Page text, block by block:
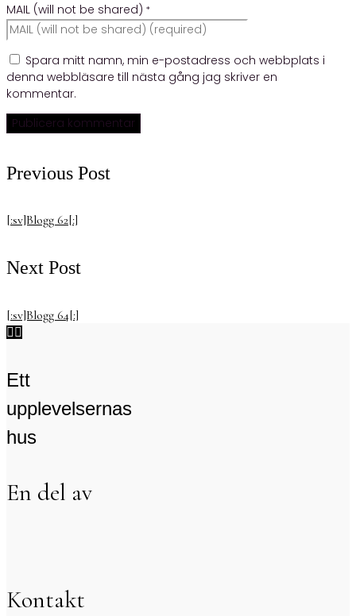
MAIL (will not be shared) *
Spara mitt namn, min e-postadress och webbplats i
denna webbläsare till nästa gång jag skriver en
kommentar.
Previous Post
[:sv]Blogg 62[:]
Next Post
[:sv]Blogg 64[:]
 
Ett
upplevelsernas
hus
En del av
Kontakt